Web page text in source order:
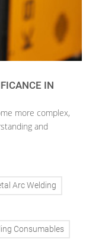
IN
more complex,
and
Arc Welding
Consumables